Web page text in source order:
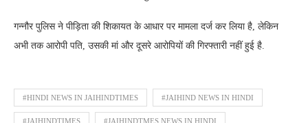
गन्नौर पुलिस ने पीड़िता की शिकायत के आधार पर मामला दर्ज कर लिया है, लेकिन
अभी तक आरोपी पति, उसकी मां और दूसरे आरोपियों की गिरफ्तारी नहीं हुई है.
#HINDI NEWS IN JAIHINDTIMES #JAIHIND NEWS IN HINDI
#JAIHINDTIMES #JAIHINDTMES NEWS IN HINDI